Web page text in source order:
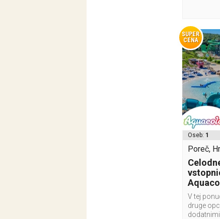
SUPER
CENA
Oseb: 1
Poreč,
V tej
druge